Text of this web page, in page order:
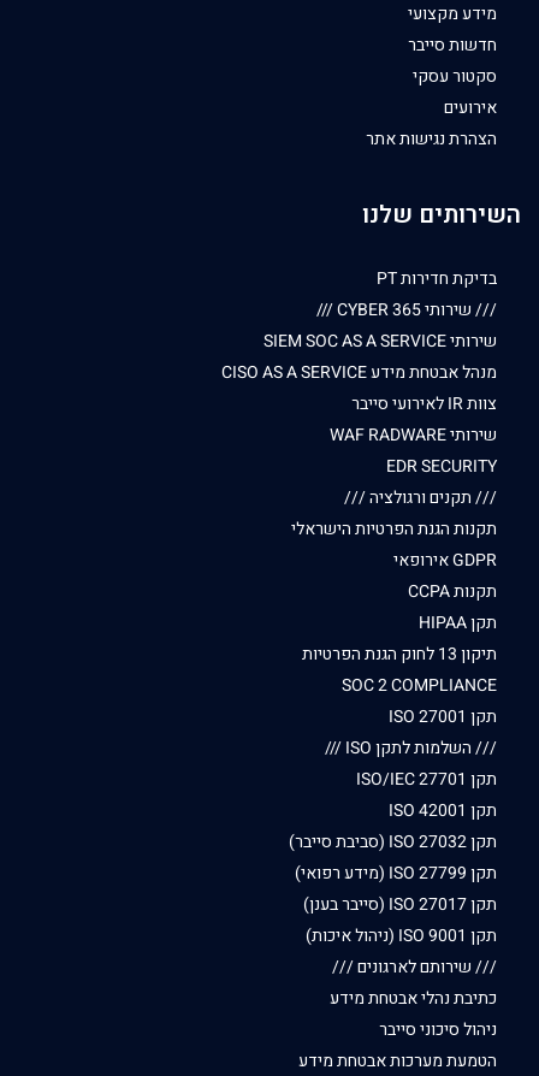
מידע מקצועי
חדשות סייבר
סקטור עסקי
אירועים
הצהרת נגישות אתר
השירותים שלנו
בדיקת חדירות PT
/// שירותי CYBER 365 ///
שירותי SIEM SOC AS A SERVICE
מנהל אבטחת מידע CISO AS A SERVICE
צוות IR לאירועי סייבר
שירותי WAF RADWARE
EDR SECURITY
/// תקנים ורגולציה ///
תקנות הגנת הפרטיות הישראלי
GDPR אירופאי
תקנות CCPA
תקן HIPAA
תיקון 13 לחוק הגנת הפרטיות
SOC 2 COMPLIANCE
תקן ISO 27001
/// השלמות לתקן ISO ///
תקן ISO/IEC 27701
תקן ISO 42001
תקן ISO 27032 (סביבת סייבר)
תקן ISO 27799 (מידע רפואי)
תקן ISO 27017 (סייבר בענן)
תקן ISO 9001 (ניהול איכות)
/// שירותם לארגונים ///
כתיבת נהלי אבטחת מידע
ניהול סיכוני סייבר
הטמעת מערכות אבטחת מידע